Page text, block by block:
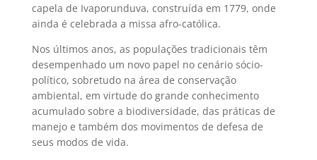
capela de Ivaporunduva, construída em 1779, onde
ainda é celebrada a missa afro-católica.
Nos últimos anos, as populações tradicionais têm
desempenhado um novo papel no cenário sócio-
político, sobretudo na área de conservação
ambiental, em virtude do grande conhecimento
acumulado sobre a biodiversidade, das práticas de
manejo e também dos movimentos de defesa de
seus modos de vida.